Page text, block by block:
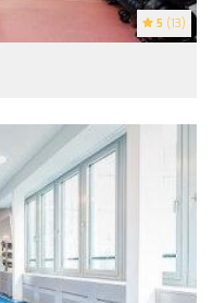
5 (13)